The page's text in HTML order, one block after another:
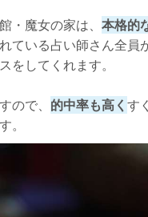
・魔女の家は、 本格的
ている占い師さん全
をしてくれます。
ので、 的中率も高く す
。